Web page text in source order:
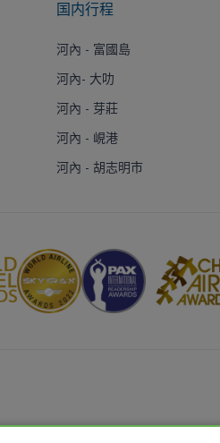
国内行程
河內 - 富國島
河內- 大叻
河內 - 芽莊
河內 - 峴港
河內 - 胡志明市